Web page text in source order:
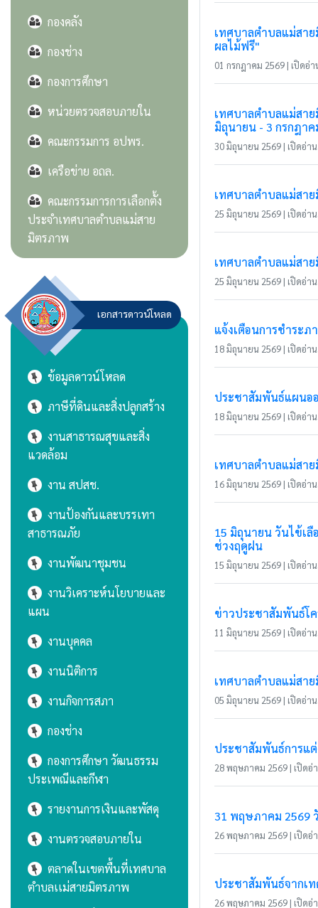
กองคลัง
กองช่าง
กองการศึกษา
หน่วยตรวจสอบภายใน
คณะกรรมการ อปพร.
เครือข่าย อถล.
คณะกรรมการการเลือกตั้ง
ประจำเทศบาลตำบลแม่สาย
มิตรภาพ
เอกสารดาวน์โหลด
ข้อมูลดาวน์โหลด
ภาษีที่ดินและสิ่งปลูกสร้าง
งานสาธารณสุขและสิ่ง
แวดล้อม
งาน สปสช.
งานป้องกันและบรรเทา
สาธารณภัย
งานพัฒนาชุมชน
งานวิเคราะห์นโยบายและ
แผน
งานบุคคล
งานนิติการ
งานกิจการสภา
กองช่าง
กองการศึกษา วัฒนธรรม
ประเพณีและกีฬา
รายงานการเงินและพัสดุ
งานตรวจสอบภายใน
ตลาดในเขตพื้นที่เทศบาล
ตำบลเเม่สายมิตรภาพ
เทศบาลตำบลแม่สา
ผลไม้ฟรี"
01 กรกฎาคม 2569 | เปิดอ่า
เทศบาลตำบลแม่สา
มิถุนายน - 3 กรกฎาค
30 มิถุนายน 2569 | เปิดอ่า
เทศบาลตำบลแม่สา
25 มิถุนายน 2569 | เปิดอ่า
เทศบาลตำบลแม่สา
25 มิถุนายน 2569 | เปิดอ่า
แจ้งเตือนการชำระ
18 มิถุนายน 2569 | เปิดอ่า
ประชาสัมพันธ์แผนอ
18 มิถุนายน 2569 | เปิดอ่า
เทศบาลตำบลแม่สา
16 มิถุนายน 2569 | เปิดอ่า
15 มิถุนายน วันไข้เ
ช่วงฤดูฝน
15 มิถุนายน 2569 | เปิดอ่า
ข่าวประชาสัมพันธ์โค
11 มิถุนายน 2569 | เปิดอ่า
เทศบาลตำบลแม่สา
05 มิถุนายน 2569 | เปิดอ่า
ประชาสัมพันธ์การแ
28 พฤษภาคม 2569 | เปิดอ่
31 พฤษภาคม 2569
26 พฤษภาคม 2569 | เปิดอ่
ประชาสัมพันธ์จากเ
26 พฤษภาคม 2569 | เปิดอ่